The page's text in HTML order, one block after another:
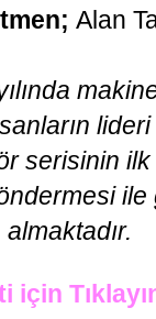
Alan
serisinin
almaktadır.
için